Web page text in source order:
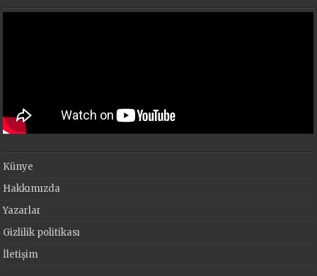
Künye
Hakkımızda
Yazarlar
Gizlilik politikası
İletişim